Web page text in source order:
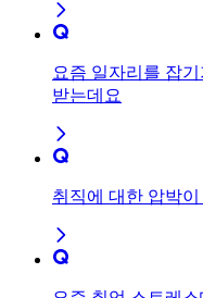
요즘 일자리를 잡
받는데요
취직에 대한 압박